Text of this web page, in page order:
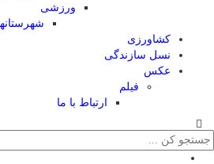
ورزشی
کشاورزی
نسل سازندگی
عکس
فیلم
ارتباط با ما